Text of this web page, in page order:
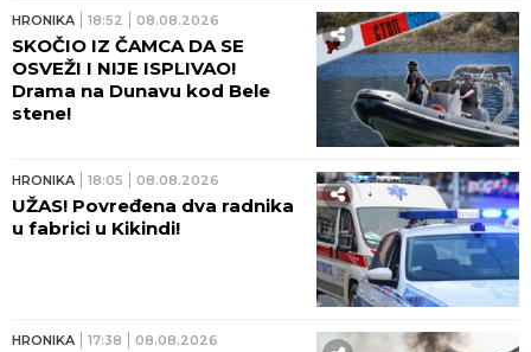
HRONIKA 18:52 08.08.2026
SKOČIO IZ ČAMCA DA SE
OSVEŽI I NIJE ISPLIVAO!
Drama na Dunavu kod Bele
stene!
HRONIKA 18:05 08.08.2026
UŽAS! Povređena dva radnika
u fabrici u Kikindi!
HRONIKA 17:38 08.08.2026